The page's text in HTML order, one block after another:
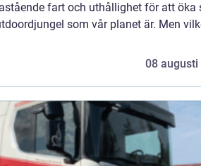
fart och uthållighet för att öka
som vår planet är. Men
08 augusti